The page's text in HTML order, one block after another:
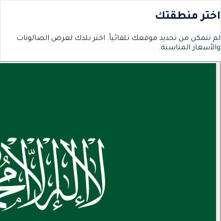
اختر منطقتك
لم نتمكن من تحديد موقعك تلقائياً. اختر بلدك لعرض الصالونات
والأسعار المناسبة.